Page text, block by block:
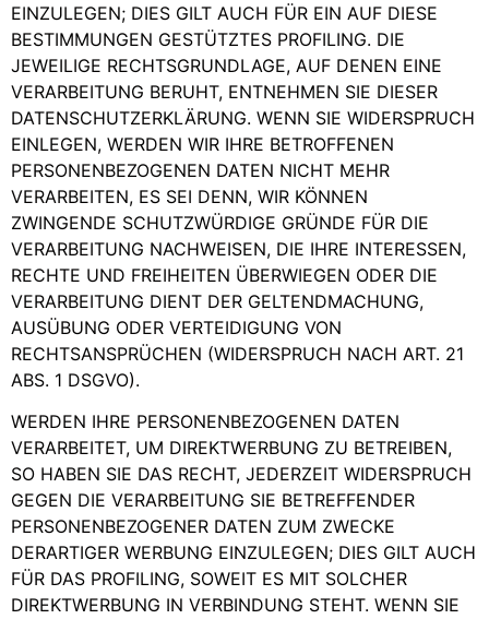
EINZULEGEN; DIES GILT AUCH FÜR EIN AUF DIESE
BESTIMMUNGEN GESTÜTZTES PROFILING. DIE
JEWEILIGE RECHTSGRUNDLAGE, AUF DENEN EINE
VERARBEITUNG BERUHT, ENTNEHMEN SIE DIESER
DATENSCHUTZERKLÄRUNG. WENN SIE WIDERSPRUCH
EINLEGEN, WERDEN WIR IHRE BETROFFENEN
PERSONENBEZOGENEN DATEN NICHT MEHR
VERARBEITEN, ES SEI DENN, WIR KÖNNEN
ZWINGENDE SCHUTZWÜRDIGE GRÜNDE FÜR DIE
VERARBEITUNG NACHWEISEN, DIE IHRE INTERESSEN,
RECHTE UND FREIHEITEN ÜBERWIEGEN ODER DIE
VERARBEITUNG DIENT DER GELTENDMACHUNG,
AUSÜBUNG ODER VERTEIDIGUNG VON
RECHTSANSPRÜCHEN (WIDERSPRUCH NACH ART. 21
ABS. 1 DSGVO).
WERDEN IHRE PERSONENBEZOGENEN DATEN
VERARBEITET, UM DIREKTWERBUNG ZU BETREIBEN,
SO HABEN SIE DAS RECHT, JEDERZEIT WIDERSPRUCH
GEGEN DIE VERARBEITUNG SIE BETREFFENDER
PERSONENBEZOGENER DATEN ZUM ZWECKE
DERARTIGER WERBUNG EINZULEGEN; DIES GILT AUCH
FÜR DAS PROFILING, SOWEIT ES MIT SOLCHER
DIREKTWERBUNG IN VERBINDUNG STEHT. WENN SIE